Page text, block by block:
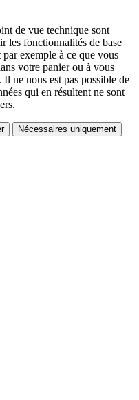
de vue technique sont
les fonctionnalités de base
exemple à ce que vous
votre panier ou à vous
ne nous est pas possible de
qui en résultent ne sont
Nécessaires uniquement